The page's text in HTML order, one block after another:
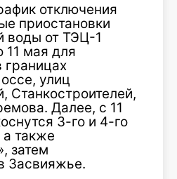
отключения
приостановки
воды от ТЭЦ-1
11 мая для
границах
улиц
Далее, с 11
3-го и 4-го
также
затем
Засвияжье.